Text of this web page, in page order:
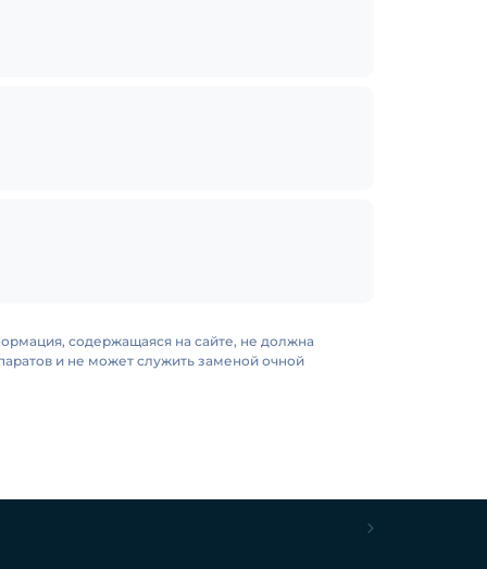
содержащаяся на сайте, не должна
и не может служить заменой очной